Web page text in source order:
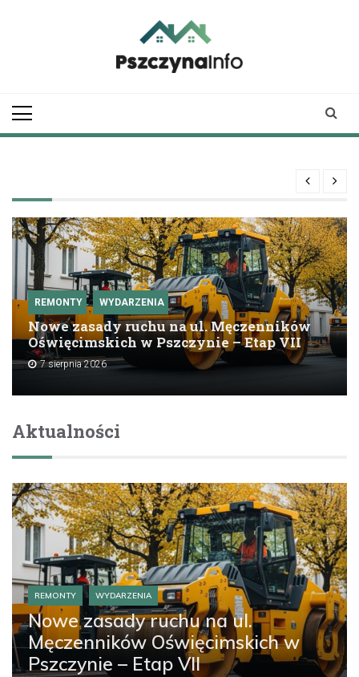
REMONTY WYDARZENIA
Nowe zasady ruchu na ul. Męczenników
Oświęcimskich w Pszczynie – Etap VII
7 sierpnia 2026
Aktualności
REMONTY WYDARZENIA
Nowe zasady ruchu na ul.
Męczenników Oświęcimskich w
Pszczynie – Etap VII